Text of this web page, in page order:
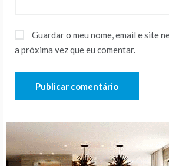
Guardar o meu nome, email e site
a próxima vez que eu comentar.